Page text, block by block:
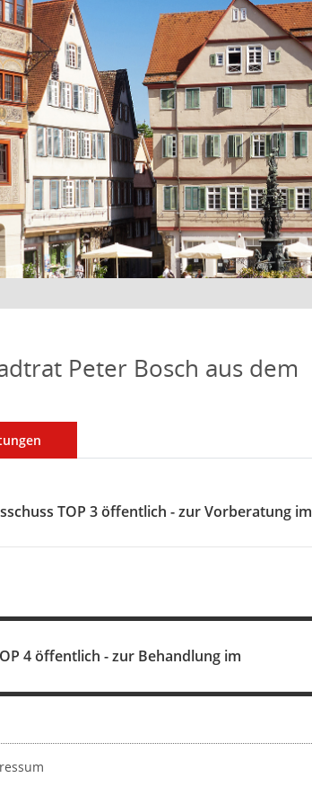
Peter Bosch aus dem
TOP 3 öffentlich - zur Vorberatung im
4 öffentlich - zur Behandlung im